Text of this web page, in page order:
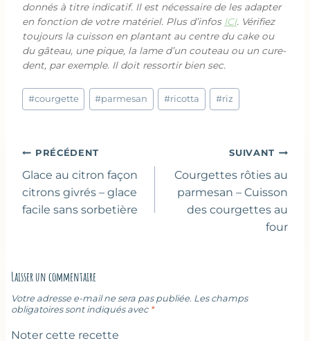
donnés à titre indicatif. Il est nécessaire de les adapter
en fonction de votre matériel. Plus d’infos ICI. Vérifiez
toujours la cuisson en plantant au centre du cake ou
du gâteau, une pique, la lame d’un couteau ou un cure-
dent, par exemple. Il doit ressortir bien sec.
Étiquettes
de
#courgette #parmesan #ricotta #riz
Navigation
de
l’article
PRÉCÉDENT
Glace au citron façon
citrons givrés – glace
facile sans sorbetière
SUIVANT
Courgettes rôties au
parmesan – Cuisson
des courgettes au
four
Laisser un commentaire
Votre adresse e-mail ne sera pas publiée. Les champs
obligatoires sont indiqués avec *
Noter cette recette